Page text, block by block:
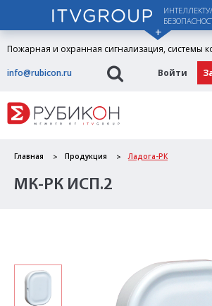
Пожарная и охранная сигнализация, системы
info@rubicon.ru
Войти
Главная Продукция Ладога-РК
МК-РК ИСП.2